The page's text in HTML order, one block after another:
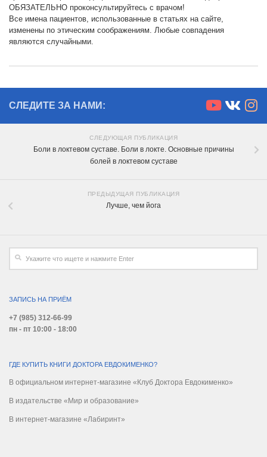
ОБЯЗАТЕЛЬНО проконсультируйтесь с врачом!
Все имена пациентов, использованные в статьях на сайте,
изменены по этическим соображениям. Любые совпадения
являются случайными.
СЛЕДИТЕ ЗА НАМИ:
СЛЕДУЮЩАЯ ПУБЛИКАЦИЯ
Боли в локтевом суставе. Боли в локте. Основные причины
болей в локтевом суставе
ПРЕДЫДУЩАЯ ПУБЛИКАЦИЯ
Лучше, чем йога
ЗАПИСЬ НА ПРИЁМ
+7 (985) 312-66-99
пн - пт 10:00 - 18:00
ГДЕ КУПИТЬ КНИГИ ДОКТОРА ЕВДОКИМЕНКО?
В официальном интернет-магазине «Клуб Доктора Евдокименко»
В издательстве «Мир и образование»
В интернет-магазине «Лабиринт»